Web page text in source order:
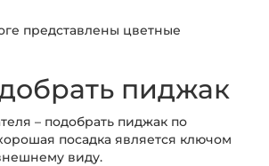
представлены цветные
пиджак
– подобрать пиджак по
посадка является ключом
виду.